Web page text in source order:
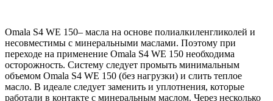
Omala S4 WE 150– масла на основе полиалкиленгликолей и
несовместимы с минеральными маслами. Поэтому при
переходе на применение Omala S4 WE 150 необходима
осторожность. Систему следует промыть минимальным
объемом Omala S4 WE 150 (без нагрузки) и слить теплое
масло. В идеале следует заменить и уплотнения, которые
работали в контакте с минеральным маслом. Через несколько